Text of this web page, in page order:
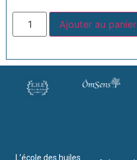
Ajouter au panier
L’école des huiles